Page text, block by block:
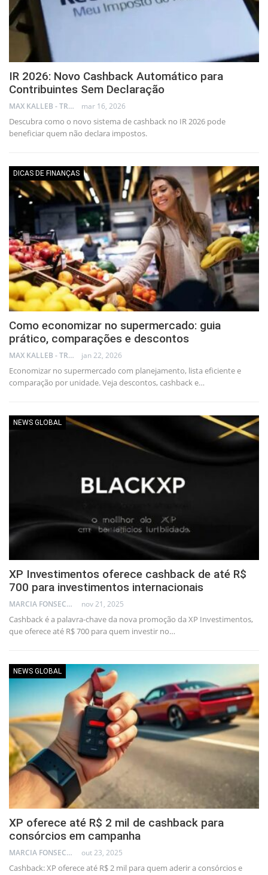
IR 2026: Novo Cashback Automático para
Contribuintes Sem Declaração
MAX KALLEB - TRADER mar 16, 2026
Descubra como o novo sistema de cashback no IR 2026 pode
beneficiar quem não declara impostos.
DICAS DE FINANÇAS
Como economizar no supermercado: guia
prático, comparações e descontos
MAX KALLEB - TRADER jan 22, 2026
Economizar no supermercado com planejamento, lista eficiente e
comparação por unidade. Veja descontos, cashback e…
NEWS GLOBAL
XP Investimentos oferece cashback de até R$
700 para investimentos internacionais
MARCIA FONSECA - FINANCIAL CONSULTANT nov 21, 2025
Cashback é a palavra-chave da nova promoção da XP Investimentos,
que oferece até R$ 700 para quem investir no…
NEWS GLOBAL
XP oferece até R$ 2 mil de cashback para
consórcios em campanha
MARCIA FONSECA - FINANCIAL CONSULTANT out 23, 2025
Cashback: XP oferece até R$ 2 mil para quem aderir a consórcios e